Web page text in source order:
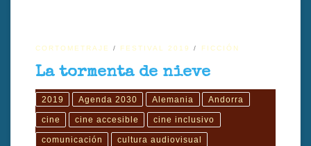
CORTOMETRAJE FESTIVAL 2019 FICCIÓN
La tormenta de nieve
2019 Agenda 2030 Alemania Andorra
cine cine accesible cine inclusivo
comunicación cultura audiovisual